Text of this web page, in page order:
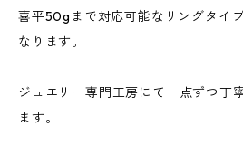
喜平50gまで対応可能なリングタイ
なります。
ジュエリー専門工房にて一点ずつ丁
ます。